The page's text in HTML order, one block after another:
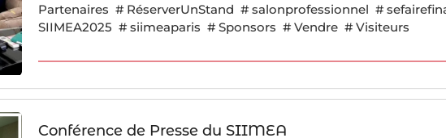
Partenaires # RéserverUnStand # salonprofessionnel #
SIIMEA2025 # siimeaparis # Sponsors # Vendre# Visiteurs
Conférence de Presse du SIIMEA